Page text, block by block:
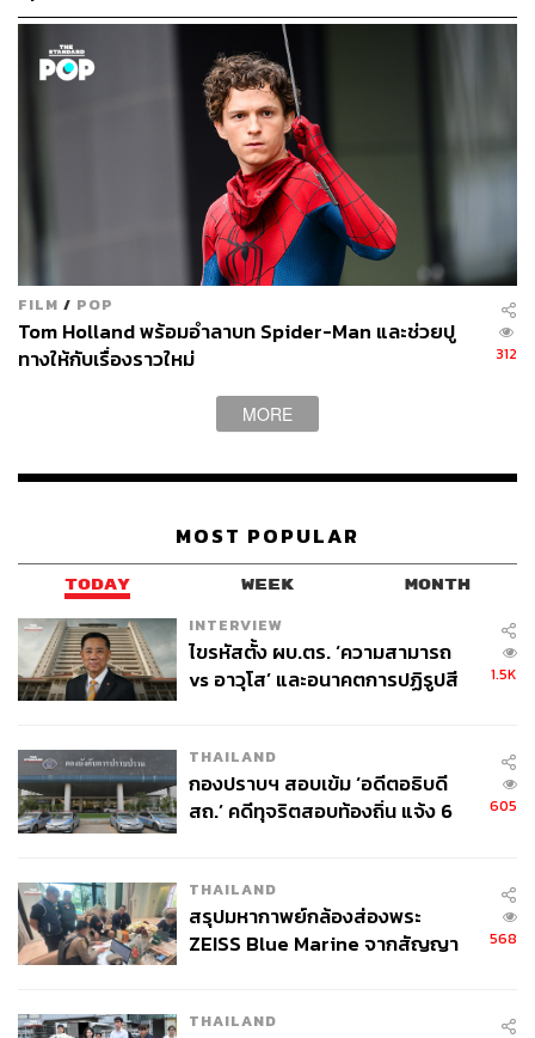
FILM / POP
Tom Holland พร้อมอำลาบท Spider-Man และช่วยปู
ทางให้กับเรื่องราวใหม่
312
MORE
MOST POPULAR
TODAY WEEK MONTH
INTERVIEW
ไขรหัสตั้ง ผบ.ตร. ‘ความสามารถ
vs อาวุโส’ และอนาคตการปฏิรูปสี
1.5K
THAILAND
กองปราบฯ สอบเข้ม ‘อดีตอธิบดี
สถ.’ คดีทุจริตสอบท้องถิ่น แจ้ง 6
605
THAILAND
สรุปมหากาพย์กล้องส่องพระ
ZEISS Blue Marine จากสัญญา
จ่ายหนี้-แอบระบุแบรนด์
568
THAILAND